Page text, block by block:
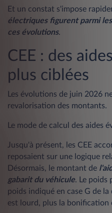
Et un constat s'impose
électriques figurent parmi
ces évolutions.
CEE : des
plus ciblées
Les évolutions de juin 2026
revalorisation des montants.
Le mode de calcul des aides
Jusqu'à présent, les CEE
reposaient sur une logique
Désormais, le montant de
gabarit du véhicule. Le poids
poids indiqué en case G de
est lourd, plus la bonification